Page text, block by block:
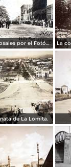
Calle Rosales por el Fotógrafo A. W. Lohn.
de La Lomita.